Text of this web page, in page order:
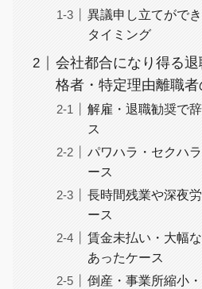
異議申し立てがで
タイミング
会社都合になり得る
格者・特定理由離職
解雇・退職勧奨で
ス
パワハラ・セクハ
ース
長時間残業や深夜
ース
賃金未払い・大幅
あったケース
倒産・事業所縮小